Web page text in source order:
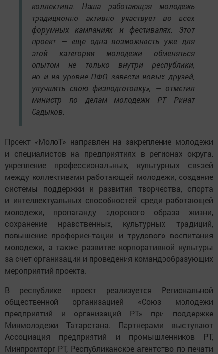
коллектива. Наша работающая молодежь
традиционно активно участвует во всех
форумных кампаниях и фестивалях. Этот
проект — еще одна возможность уже для
этой категории молодежи обменяться
опытом не только внутри республики,
но и на уровне ПФО, завести новых друзей,
улучшить свою физподготовку», — отметил
министр по делам молодежи РТ Ринат
Садыков.
Проект «МолоТ» направлен на закрепление молодежи
и специалистов на предприятиях в регионах округа,
укрепление профессиональных, культурных связей
между коллективами работающей молодежи, создание
системы поддержки и развития творчества, спорта
и интеллектуальных способностей среди работающей
молодежи, пропаганду здорового образа жизни,
сохранение нравственных, культурных традиций,
повышение профориентации и трудового воспитания
молодежи, а также развитие корпоративной культуры
за счет организации и проведения командообразующих
мероприятий проекта.
В республике проект реализуется Региональной
общественной организацией «Союз молодежи
предприятий и организаций РТ» при поддержке
Минмолодежи Татарстана. Партнерами выступают
Ассоциация предприятий и промышленников РТ,
Минпромторг РТ, Республиканское агентство по печати